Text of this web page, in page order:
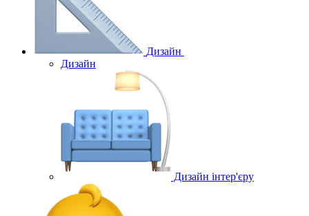
Дизайн
Дизайн
Дизайн інтер'єру